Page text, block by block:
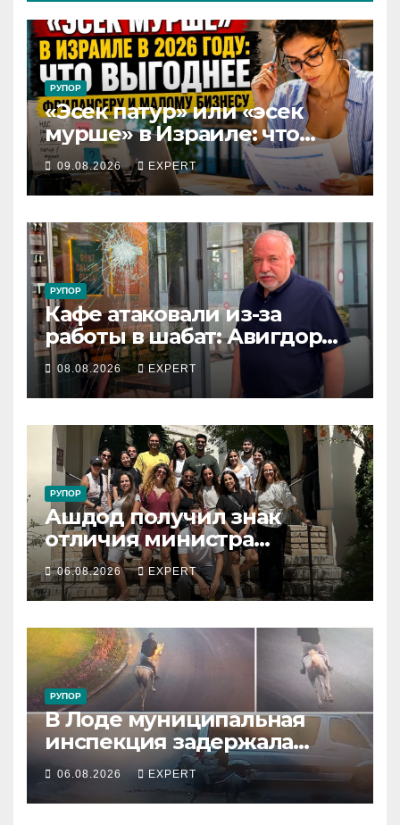
РУПОР
«Эсек патур» или «эсек
мурше» в Израиле: что
выгоднее фрилансеру и
малому бизнесу в 2026 году
09.08.2026 EXPERT
РУПОР
Кафе атаковали из-за
работы в шабат: Авигдор
Либерман приехал
поддержать владельцев
08.08.2026 EXPERT
РУПОР
Ашдод получил знак
отличия министра
обороны за поддержку
резервистов
06.08.2026 EXPERT
РУПОР
В Лоде муниципальная
инспекция задержала
подростка, устроившего
опасную скачку на лошади
по улицам города
06.08.2026 EXPERT